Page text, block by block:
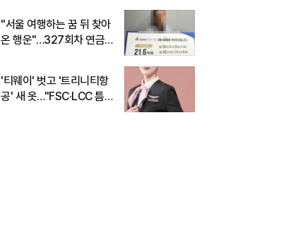
"서울 여행하는 꿈 뒤 찾아
온 행운"…327회차 연금
'티웨이' 벗고 '트리니티항
공' 새 옷…"FSC·LCC 틈